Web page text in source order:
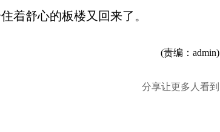
着舒心的板楼又回来了。
(责编：admin)
分享让更多人看到